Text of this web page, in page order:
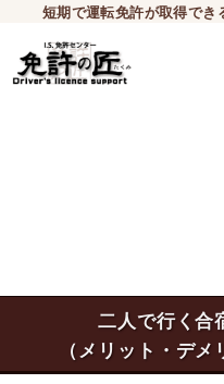
短期で運転免許が取得でき
二人で行く合
（メリット・デメ